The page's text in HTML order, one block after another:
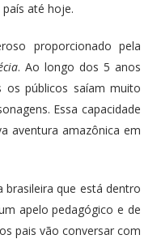
até hoje.
proporcionado pela
. Ao longo dos 5 anos
públicos saíam muito
Essa capacidade
aventura amazônica em
brasileira que está dentro
apelo pedagógico e de
pais vão conversar com